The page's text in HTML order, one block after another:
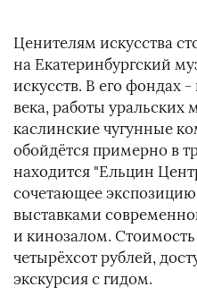
Ценителям искусства
на Екатеринбургский
искусств. В его фондах
века, работы уральских
каслинские чугунные
обойдётся примерно в
находится "Ельцин
сочетающее
выставками
и кинозалом.
четырёхсот рублей,
экскурсия с гидом.